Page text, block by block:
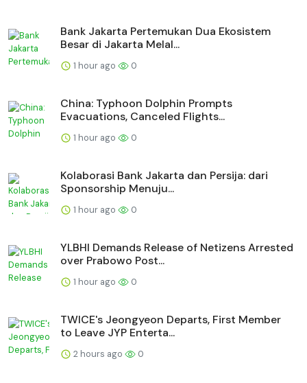
Bank Jakarta Pertemukan Dua Ekosistem
Besar di Jakarta Melal...
1 hour ago 0
China: Typhoon Dolphin Prompts
Evacuations, Canceled Flights...
1 hour ago 0
Kolaborasi Bank Jakarta dan Persija: dari
Sponsorship Menuju...
1 hour ago 0
YLBHI Demands Release of Netizens Arrested
over Prabowo Post...
1 hour ago 0
TWICE's Jeongyeon Departs, First Member
to Leave JYP Enterta...
2 hours ago 0